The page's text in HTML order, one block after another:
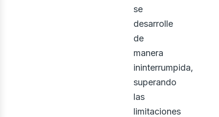
se
desarrolle
de
manera
ininterrumpida,
superando
las
limitaciones